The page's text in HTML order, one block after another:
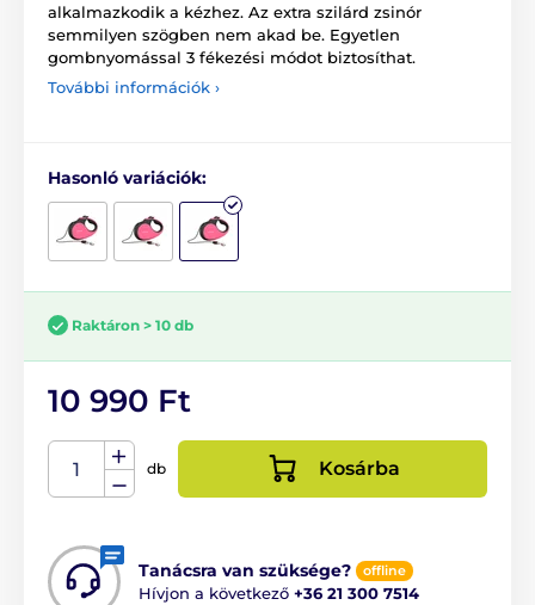
alkalmazkodik a kézhez. Az extra szilárd zsinór
semmilyen szögben nem akad be. Egyetlen
gombnyomással 3 fékezési módot biztosíthat.
További információk ›
Hasonló variációk:
Raktáron > 10 db
10 990 Ft
db Kosárba
Tanácsra van szüksége? offline
Hívjon a következő +36 21 300 7514